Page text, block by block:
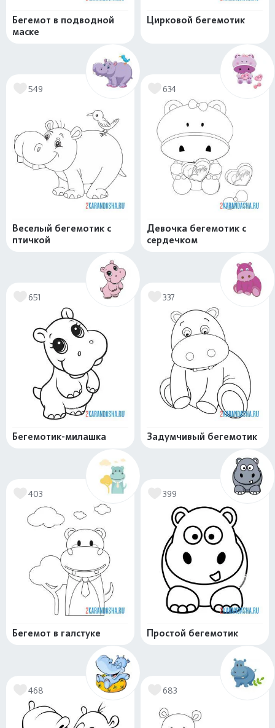
Бегемот в подводной
маске
Цирковой бегемотик
549
Веселый бегемотик с
птичкой
634
Девочка бегемотик с
сердечком
651
Бегемотик-милашка
337
Задумчивый бегемотик
403
Бегемот в галстуке
399
Простой бегемотик
468 683